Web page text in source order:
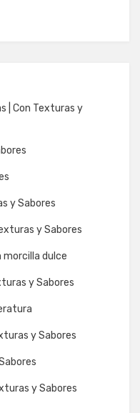
| Con Texturas y
y Sabores
y Sabores
morcilla dulce
y Sabores
y Sabores
y Sabores